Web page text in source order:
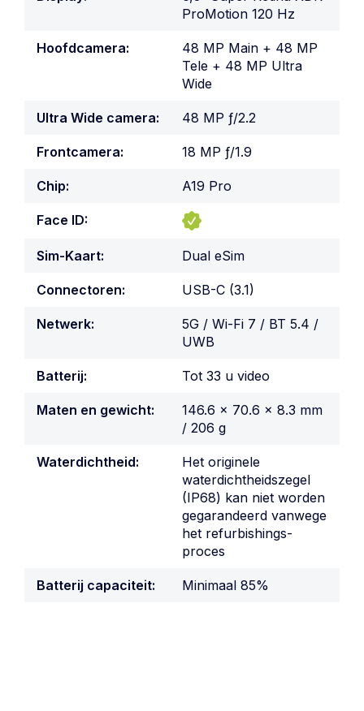
ProMotion 120 Hz
Hoofdcamera:
48 MP Main + 48 MP
Tele + 48 MP Ultra
Wide
Ultra Wide camera: 48 MP ƒ/2.2
Frontcamera: 18 MP ƒ/1.9
Chip: A19 Pro
Face ID:
Sim-Kaart: Dual eSim
Connectoren: USB-C (3.1)
Netwerk:
5G / Wi-Fi 7 / BT 5.4 /
UWB
Batterij: Tot 33 u video
Maten en gewicht:
146.6 × 70.6 × 8.3 mm
/ 206 g
Waterdichtheid:
Het originele
waterdichtheidszegel
(IP68) kan niet worden
gegarandeerd vanwege
het refurbishings-
proces
Batterij capaciteit: Minimaal 85%